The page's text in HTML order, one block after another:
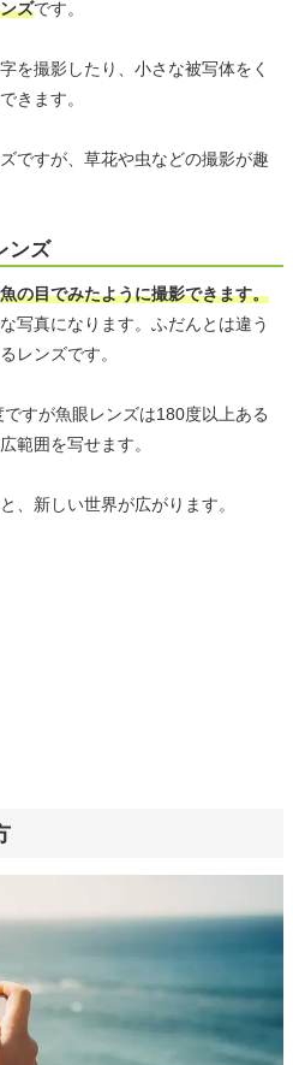
ズです。
を撮影したり、小さな被写体をく
きます。
ですが、草花や虫などの撮影が趣
ンズ
魚の目でみたように撮影できます。
写真になります。ふだんとは違う
レンズです。
すが魚眼レンズは180度以上ある
範囲を写せます。
、新しい世界が広がります。